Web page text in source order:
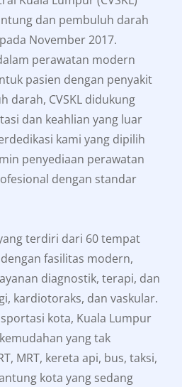
dan pembuluh darah
November 2017.
perawatan modern
pasien dengan penyakit
darah, CVSKL didukung
dan keahlian yang luar
kami yang dipilih
penyediaan perawatan
dengan standar
terdiri dari 60 tempat
fasilitas modern,
diagnostik, terapi, dan
kardiotoraks, dan vaskular.
kota, Kuala Lumpur
yang tak
MRT, kereta api, bus, taksi,
kota yang sedang